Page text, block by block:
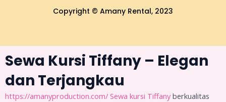
Copyright © Amany Rental, 2023
Sewa Kursi Tiffany – Elegan
dan Terjangkau
https://amanyproduction.com/ Sewa kursi Tiffany berkualitas